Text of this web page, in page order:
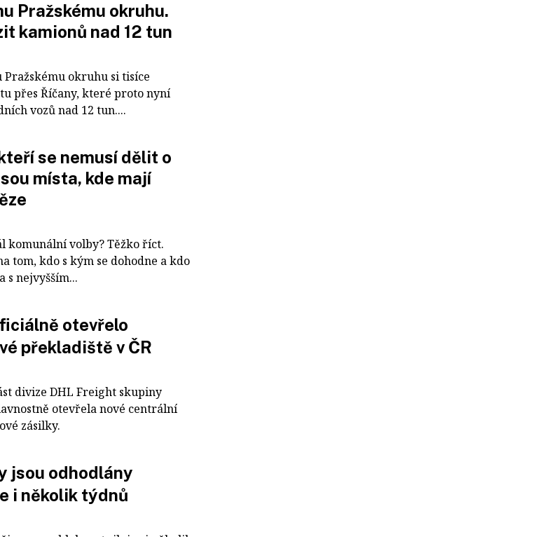
Pražskému okruhu.
kamionů nad 12 tun
okruhu si tisíce
přes Říčany, které proto nyní
vozů nad 12 tun....
se nemusí dělit o
místa, kde mají
komunální volby? Těžko říct.
tom, kdo s kým se dohodne a kdo
s nejvyšším...
otevřelo
překladiště v ČR
divize DHL Freight skupiny
otevřela nové centrální
zásilky.
jsou odhodlány
i několik týdnů